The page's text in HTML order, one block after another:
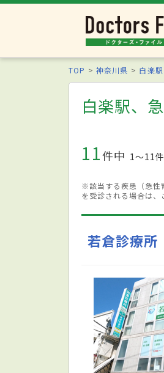
TOP 神奈川県 白楽駅
白楽駅、
11件中 1〜11
※該当する疾患（急性
を受診される場合は、
若倉診療所